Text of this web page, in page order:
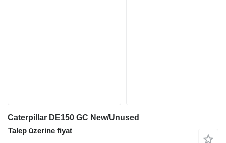
Caterpillar DE150 GC New/Unused
Talep üzerine fiyat